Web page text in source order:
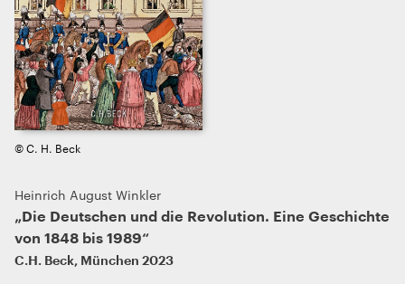
© C. H. Beck
Heinrich August Winkler
„Die Deutschen und die Revolution. Eine Geschichte
von 1848 bis 1989“
C.H. Beck München 2023